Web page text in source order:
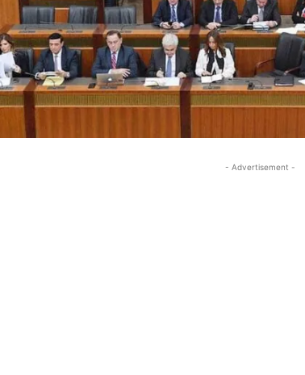
- Advertisement -